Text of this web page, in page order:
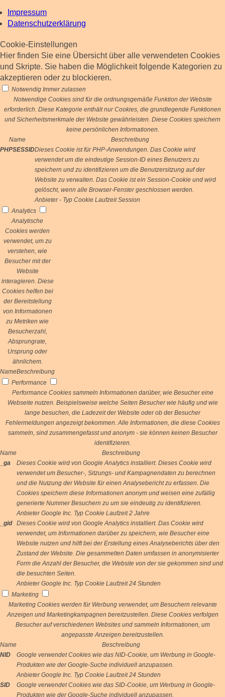
Impressum
Datenschutzerklärung
Cookie-Einstellungen
Hier finden Sie eine Übersicht über alle verwendeten Cookies
und Skripte. Sie haben die Möglichkeit folgende Kategorien zu
akzeptieren oder zu blockieren.
Notwendig Immer zulassen
Notwendige Cookies sind für die ordnungsgemäße Funktion der Website
erforderlich. Diese Kategorie enthält nur Cookies, die grundlegende Funktionen
und Sicherheitsmerkmale der Website gewährleisten. Diese Cookies speichern
keine persönlichen Informationen.
Name
Beschreibung
PHPSESSIDDieses Cookie ist für PHP-Anwendungen. Das Cookie wird
verwendet um die eindeutige Session-ID eines Benutzers zu
speichern und zu identifizieren um die Benutzersitzung auf der
Website zu verwalten. Das Cookie ist ein Session-Cookie und wird
gelöscht, wenn alle Browser-Fenster geschlossen werden.
Anbieter - Typ Cookie Laufzeit Session
Analytics
Analytische
Cookies werden
verwendet, um zu
verstehen, wie
Besucher mit der
Website
interagieren. Diese
Cookies helfen bei
der Bereitstellung
von Informationen
zu Metriken wie
Besucherzahl,
Absprungrate,
Ursprung oder
ähnlichem.
NameBeschreibung
Performance
Performance Cookies sammeln Informationen darüber, wie Besucher eine
Webseite nutzen. Beispielsweise welche Seiten Besucher wie häufig und wie
lange besuchen, die Ladezeit der Website oder ob der Besucher
Fehlermeldungen angezeigt bekommen. Alle Informationen, die diese Cookies
sammeln, sind zusammengefasst und anonym - sie können keinen Besucher
identifizieren.
Name
Beschreibung
_ga
Dieses Cookie wird von Google Analytics installiert. Dieses Cookie wird
verwendet um Besucher-, Sitzungs- und Kampagnendaten zu berechnen
und die Nutzung der Website für einen Analysebericht zu erfassen. Die
Cookies speichern diese Informationen anonym und weisen eine zufällig
generierte Nummer Besuchern zu um sie eindeutig zu identifizieren.
Anbieter Google Inc. Typ Cookie Laufzeit 2 Jahre
_gid
Dieses Cookie wird von Google Analytics installiert. Das Cookie wird
verwendet, um Informationen darüber zu speichern, wie Besucher eine
Website nutzen und hilft bei der Erstellung eines Analyseberichts über den
Zustand der Website. Die gesammelten Daten umfassen in anonymisierter
Form die Anzahl der Besucher, die Website von der sie gekommen sind und
die besuchten Seiten.
Anbieter Google Inc. Typ Cookie Laufzeit 24 Stunden
Marketing
Marketing Cookies werden für Werbung verwendet, um Besuchern relevante
Anzeigen und Marketingkampagnen bereitzustellen. Diese Cookies verfolgen
Besucher auf verschiedenen Websites und sammeln Informationen, um
angepasste Anzeigen bereitzustellen.
Name
Beschreibung
NID
Google verwendet Cookies wie das NID-Cookie, um Werbung in Google-
Produkten wie der Google-Suche individuell anzupassen.
Anbieter Google Inc. Typ Cookie Laufzeit 24 Stunden
SID
Google verwendet Cookies wie das SID-Cookie, um Werbung in Google-
Produkten wie der Google-Suche individuell anzupassen.